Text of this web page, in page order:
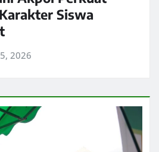
Siswa
2026